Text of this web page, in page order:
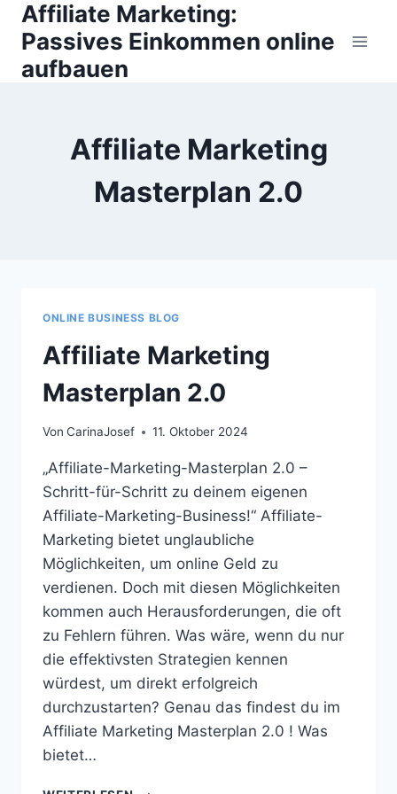
Zum
Inhalt
springen
Affiliate Marketing:
Passives Einkommen online
aufbauen
Affiliate Marketing
Masterplan 2.0
ONLINE BUSINESS BLOG
Affiliate Marketing
Masterplan 2.0
Von CarinaJosef 11. Oktober 2024
„Affiliate-Marketing-Masterplan 2.0 –
Schritt-für-Schritt zu deinem eigenen
Affiliate-Marketing-Business!“ Affiliate-
Marketing bietet unglaubliche
Möglichkeiten, um online Geld zu
verdienen. Doch mit diesen Möglichkeiten
kommen auch Herausforderungen, die oft
zu Fehlern führen. Was wäre, wenn du nur
die effektivsten Strategien kennen
würdest, um direkt erfolgreich
durchzustarten? Genau das findest du im
Affiliate Marketing Masterplan 2.0 ! Was
bietet…
AFFILIATE